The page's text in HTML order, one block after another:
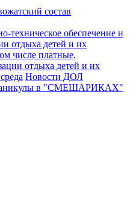
состав
техническое обеспечение и
отдыха детей и их
числе платные,
отдыха детей и их
Новости ДОЛ
в "СМЕШАРИКАХ"